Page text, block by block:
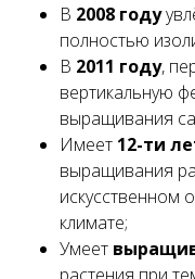
В 2008 году
полностью
В 2011 году,
вертикальную
выращивания
Имеет 12-ти
выращивания
искусственном
климате;
Умеет